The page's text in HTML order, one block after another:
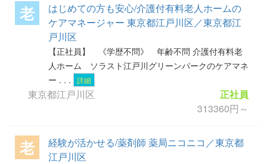
老
はじめての方も安心/介護付有料老人ホームの
ケアマネージャー 東京都江戸川区／東京都江
戸川区
【正社員】 《学歴不問》 年齢不問 介護付有料老
人ホーム ソラスト江戸川グリーンパークのケアマネ
ー . . .
詳細
東京都江戸川区
正社員
313360円～
老
経験が活かせる/薬剤師 薬局ニコニコ／東京都
江戸川区